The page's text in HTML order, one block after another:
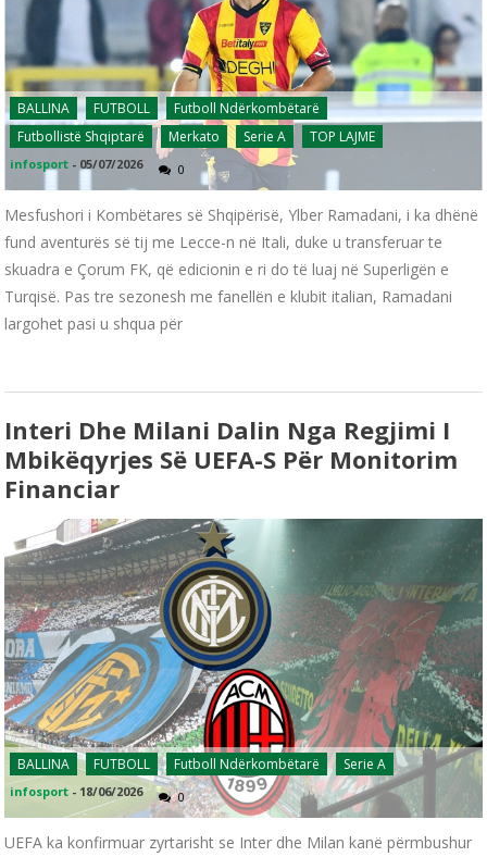
BALLINA FUTBOLL
Futboll Ndërkombëtarë
Futbollistë Shqiptarë
Merkato Serie A TOP LAJME
infosport - 05/07/2026 0
Mesfushori i Kombëtares së Shqipërisë, Ylber Ramadani, i ka dhënë
fund aventurës së tij me Lecce-n në Itali, duke u transferuar te
skuadra e Çorum FK, që edicionin e ri do të luaj në Superligën e
Turqisë. Pas tre sezonesh me fanellën e klubit italian, Ramadani
largohet pasi u shqua për
Interi Dhe Milani Dalin Nga Regjimi I
Mbikëqyrjes Së UEFA-S Për Monitorim
Financiar
BALLINA FUTBOLL Futboll Ndërkombëtarë Serie A
infosport - 18/06/2026 0
UEFA ka konfirmuar zyrtarisht se Inter dhe Milan kanë përmbushur